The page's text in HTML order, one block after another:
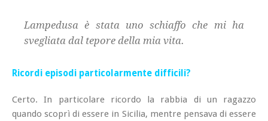
Lampedusa è stata uno schiaffo che mi ha
svegliata dal tepore della mia vita.
Ricordi episodi particolarmente difficili?
Certo. In particolare ricordo la rabbia di un ragazzo
quando scoprì di essere in Sicilia, mentre pensava di essere